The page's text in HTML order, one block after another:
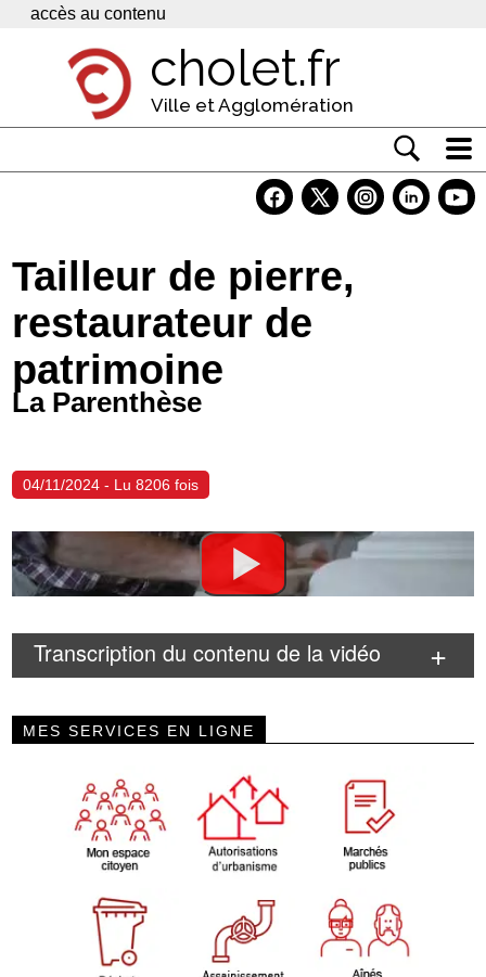
Panneau de gestion des cookies
accès au contenu
cholet.fr
Ville et Agglomération
Economie
Services
Contacts
Tailleur de pierre,
restaurateur de
patrimoine
La Parenthèse
04/11/2024 - Lu 8206 fois
Transcription du contenu de la vidéo
MES SERVICES EN LIGNE